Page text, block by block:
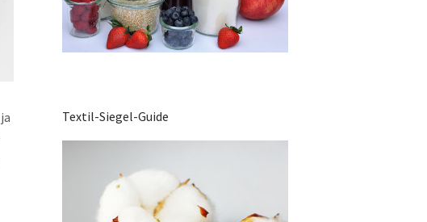
Textil-Siegel-Guide